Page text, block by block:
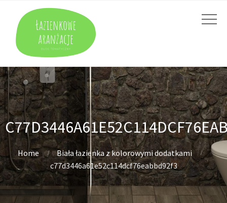
Home
Biała łazienka z kolorowymi dodatkami
c77d3446a61e52c114dcf76eabbd92f3